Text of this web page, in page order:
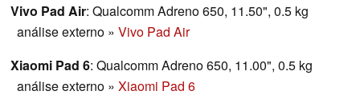
Vivo Pad Air: Qualcomm Adreno 650, 11.50", 0.5 kg
análise externo » Vivo Pad Air
Xiaomi Pad 6: Qualcomm Adreno 650, 11.00", 0.5 kg
análise externo » Xiaomi Pad 6